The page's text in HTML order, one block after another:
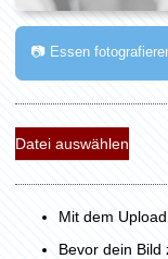
📷 Essen
Datei auswählen
Mit dem
Bevor dein Bild